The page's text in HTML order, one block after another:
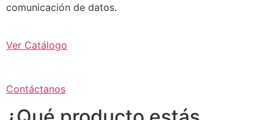
comunicación de datos.
Ver Catálogo
Contáctanos